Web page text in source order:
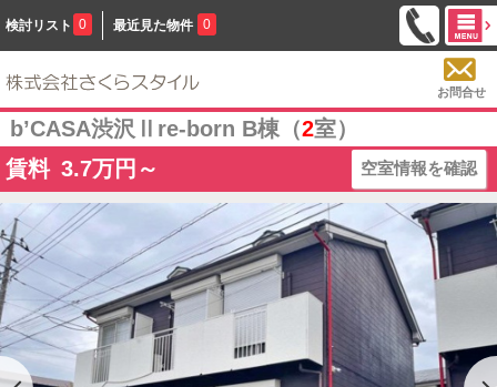
検討リスト 0 最近見た物件 0
お問合せ
b’CASA渋沢Ⅱre-born B棟（2室）
賃料 3.7万円～ 空室情報を確認